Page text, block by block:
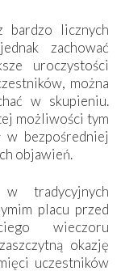
bardzo licznych
zachować
uroczystości
można
w skupieniu.
możliwości tym
w bezpośredniej
objawień.
tradycyjnych
placu przed
wieczoru
okazję
uczestników